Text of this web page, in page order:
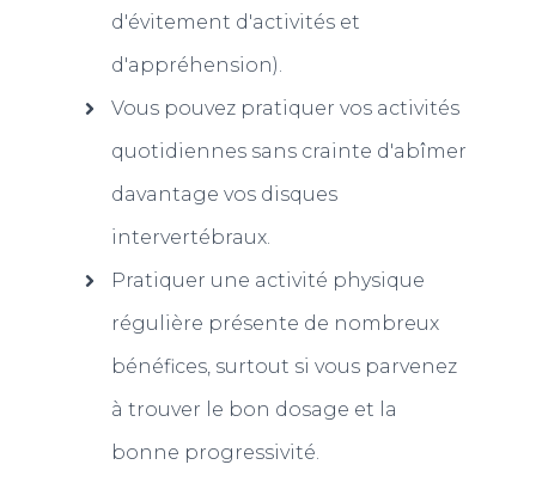
d'évitement d'activités et
d'appréhension).
Vous pouvez pratiquer vos activités
quotidiennes sans crainte d'abîmer
davantage vos disques
intervertébraux.
Pratiquer une activité physique
régulière présente de nombreux
bénéfices, surtout si vous parvenez
à trouver le bon dosage et la
bonne progressivité.